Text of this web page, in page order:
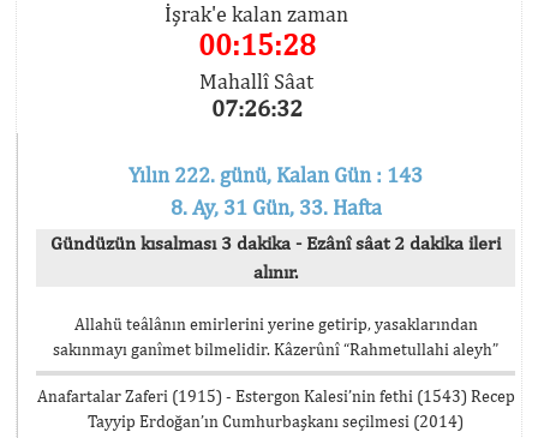
İşrak'e kalan zaman
00:15:28
Mahallî Sâat
07:26:32
Yılın 222. günü, Kalan Gün : 143
8. Ay, 31 Gün, 33. Hafta
Gündüzün kısalması 3 dakika - Ezânî sâat 2 dakika ileri
alınır.
Allahü teâlânın emirlerini yerine getirip, yasaklarından
sakınmayı ganîmet bilmelidir. Kâzerûnî “Rahmetullahi aleyh”
Anafartalar Zaferi (1915) - Estergon Kalesi’nin fethi (1543) Recep
Tayyip Erdoğan’ın Cumhurbaşkanı seçilmesi (2014)